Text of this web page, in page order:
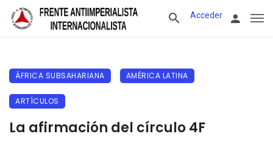
Acceder
ÁFRICA SUBSAHARIANA AMÉRICA LATINA
ARTÍCULOS
La afirmación del círculo 4F